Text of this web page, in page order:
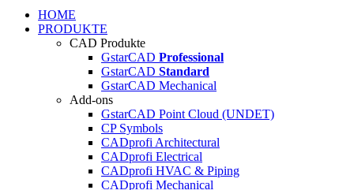
HOME
PRODUKTE
CAD Produkte
GstarCAD Professional
GstarCAD Standard
GstarCAD Mechanical
Add-ons
GstarCAD Point Cloud (UNDET)
CP Symbols
CADprofi Architectural
CADprofi Electrical
CADprofi HVAC & Piping
CADprofi Mechanical